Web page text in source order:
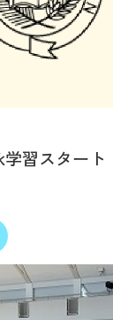
習スタート